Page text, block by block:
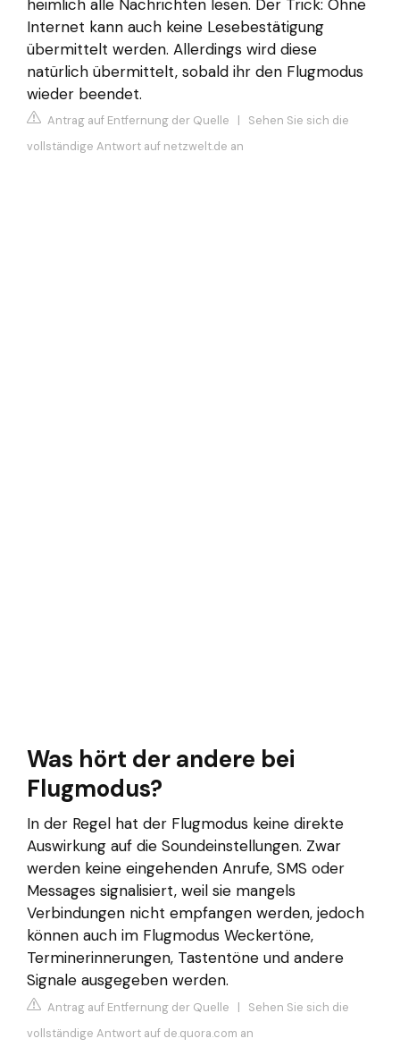
heimlich alle Nachrichten lesen. Der Trick: Ohne
Internet kann auch keine Lesebestätigung
übermittelt werden. Allerdings wird diese
natürlich übermittelt, sobald ihr den Flugmodus
wieder beendet.
Antrag auf Entfernung der Quelle | Sehen Sie sich die
vollständige Antwort auf netzwelt.de an
Was hört der andere bei
Flugmodus?
In der Regel hat der Flugmodus keine direkte
Auswirkung auf die Soundeinstellungen. Zwar
werden keine eingehenden Anrufe, SMS oder
Messages signalisiert, weil sie mangels
Verbindungen nicht empfangen werden, jedoch
können auch im Flugmodus Weckertöne,
Terminerinnerungen, Tastentöne und andere
Signale ausgegeben werden.
Antrag auf Entfernung der Quelle | Sehen Sie sich die
vollständige Antwort auf de.quora.com an